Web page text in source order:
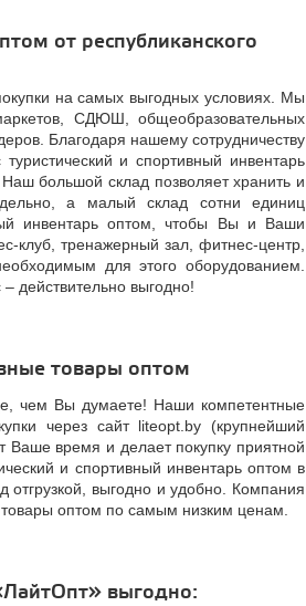
от республиканского
на самых выгодных условиях. Мы
СДЮШ, общеобразовательных
Благодаря нашему сотрудничеству
и спортивный инвентарь
большой склад позволяет хранить и
а малый склад сотни единиц
инвентарь оптом, чтобы Вы и Ваши
клуб, тренажерный зал, фитнес-центр,
для этого оборудованием.
действительно выгодно!
товары оптом
чем Вы думаете! Наши компетентные
через сайт liteopt.by (крупнейший
Ваше время и делает покупку приятной
и спортивный инвентарь оптом в
отгрузкой, выгодно и удобно. Компания
товары оптом по самым низким ценам.
выгодно: